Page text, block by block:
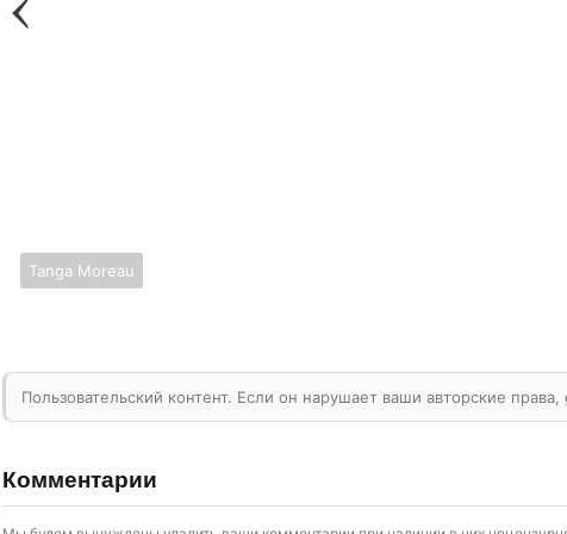
Tanga Moreau
Пользовательский контент. Если он нарушает ваши авторские права,
Комментарии